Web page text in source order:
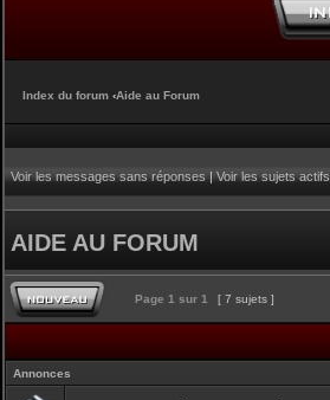
Index du forum ‹Aide au Forum
Voir les messages sans réponses|Voir les sujets actifs
AIDE AU FORUM
Page 1 sur 1 [ 7 sujets ]
Annonces